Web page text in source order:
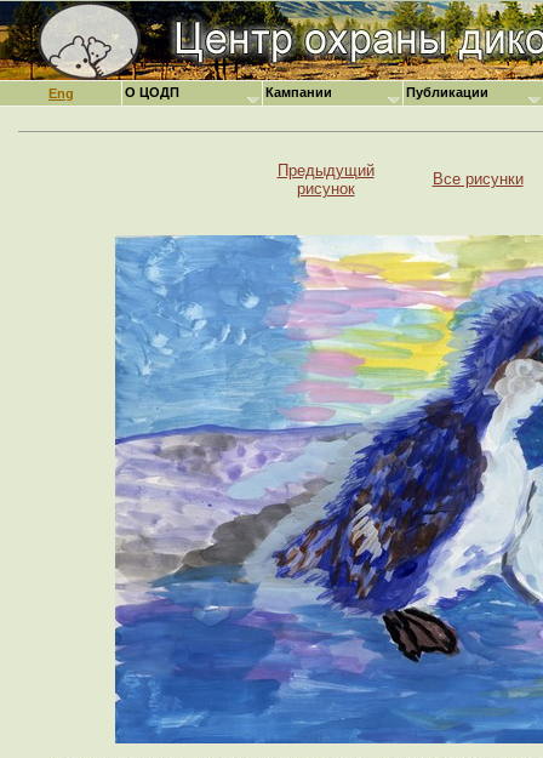
Eng
Предыдущий
рисунок
Все рисунки
О ЦОДП Кампании Публикации